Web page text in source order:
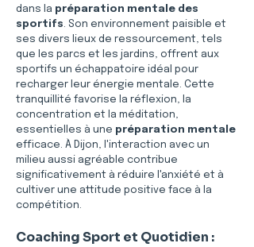
dans la préparation mentale des
sportifs. Son environnement paisible et
ses divers lieux de ressourcement, tels
que les parcs et les jardins, offrent aux
sportifs un échappatoire idéal pour
recharger leur énergie mentale. Cette
tranquillité favorise la réflexion, la
concentration et la méditation,
essentielles à une préparation mentale
efficace. À Dijon, l'interaction avec un
milieu aussi agréable contribue
significativement à réduire l'anxiété et à
cultiver une attitude positive face à la
compétition.
Coaching Sport et Quotidien :